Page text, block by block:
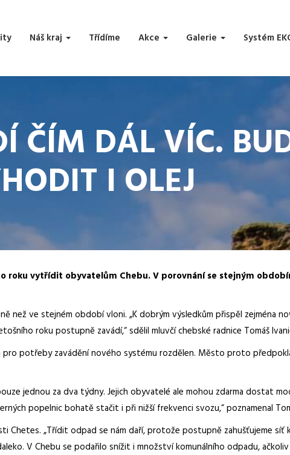
Náš kraj Třídíme Akce Galerie Systém
ČÍM DÁL VÍC.
I OLEJ
vytřídit obyvatelům Chebu. V porovnání se stejným
ve stejném období vloni. „K dobrým výsledkům přispěl zejména
roku postupně zavádí,“ sdělil mluvčí chebské radnice Tomáš
potřeby zavádění nového systému rozdělen. Město proto
jednou za dva týdny. Jejich obyvatelé ale mohou zdarma dostat
popelnic bohatě stačit i při nižší frekvenci svozu,“ poznamenal
Chetes. „Třídit odpad se nám daří, protože postupně zahušťujeme
V Chebu se podařilo snížit i množství komunálního odpadu,